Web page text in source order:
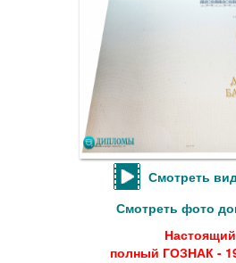
Смотреть
Смотреть фото
Настоящий
полный ГОЗНАК -